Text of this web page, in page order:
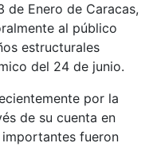
de Enero de Caracas,
al público
estructurales
del 24 de junio.
por la
de su cuenta en
fueron